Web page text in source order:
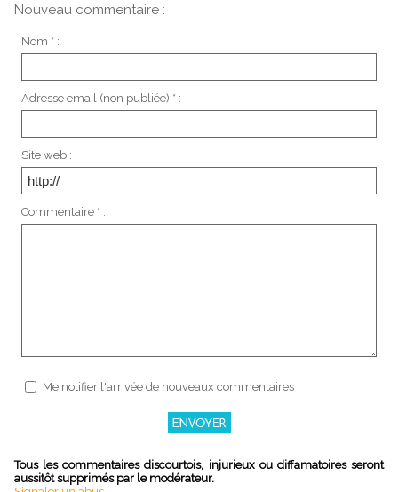
Nouveau commentaire :
Nom * :
Adresse email (non publiée) * :
Site web :
Commentaire * :
Me notifier l'arrivée de nouveaux commentaires
Tous les commentaires discourtois, injurieux ou diffamatoires seront
aussitôt supprimés par le modérateur.